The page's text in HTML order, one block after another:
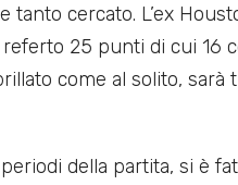
tanto cercato. L’ex
25 punti di cui 16
come al solito, sarà
della partita, si è